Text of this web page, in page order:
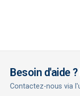
Besoin d'aide
Contactez-nous via